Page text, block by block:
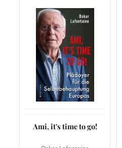
Ami, it's time to go!